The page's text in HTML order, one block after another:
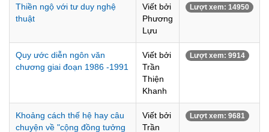
Thiền ngộ với tư duy nghệ
thuật
Viết bởi
Phương
Lựu
Lượt xem: 14950
Quy ước diễn ngôn văn
chương giai đoạn 1986 -1991
Viết bởi
Trần
Thiện
Khanh
Lượt xem: 9914
Khoảng cách thế hệ hay câu
chuyện về "cộng đồng tưởng
Viết bởi
Trần
Lượt xem: 9681